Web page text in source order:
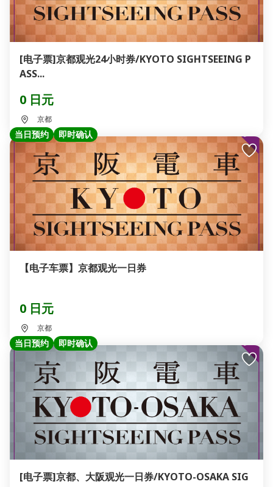
[电子票]京都观光24小时券/KYOTO SIGHTSEEING P
ASS...
0 日元
京都
当日预约 即时确认
【电子车票】京都观光一日券
0 日元
京都
当日预约 即时确认
[电子票]京都、大阪观光一日券/KYOTO-OSAKA SIG